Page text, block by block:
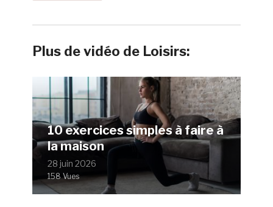
Plus de vidéo de Loisirs:
10 exercices simples à faire à
la maison
28 juin 2026
158 Vues